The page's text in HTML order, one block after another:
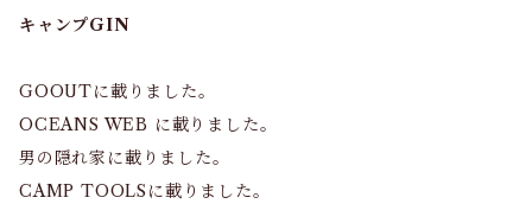
キャンプGIN
GOOUTに載りました。
OCEANS WEB に載りました。
男の隠れ家に載りました。
CAMP TOOLSに載りました。